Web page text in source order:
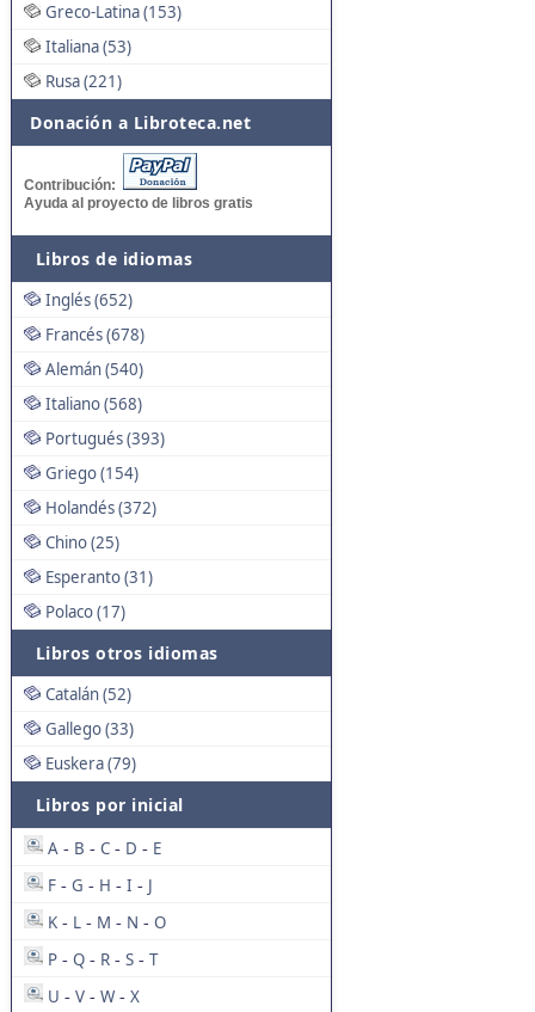
Greco-Latina (153)
Italiana (53)
Rusa (221)
Donación a Libroteca.net
Contribución:
Ayuda al proyecto de libros gratis
Libros de idiomas
Inglés (652)
Francés (678)
Alemán (540)
Italiano (568)
Portugués (393)
Griego (154)
Holandés (372)
Chino (25)
Esperanto (31)
Polaco (17)
Libros otros idiomas
Catalán (52)
Gallego (33)
Euskera (79)
Libros por inicial
A - B - C - D - E
F - G - H - I - J
K - L - M - N - O
P - Q - R - S - T
U - V - W - X